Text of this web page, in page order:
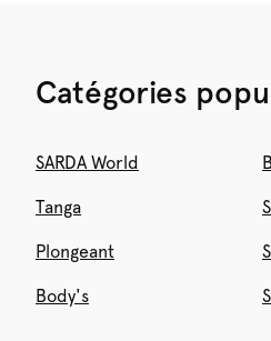
Catégories
SARDA World
Tanga
Plongeant
Body's